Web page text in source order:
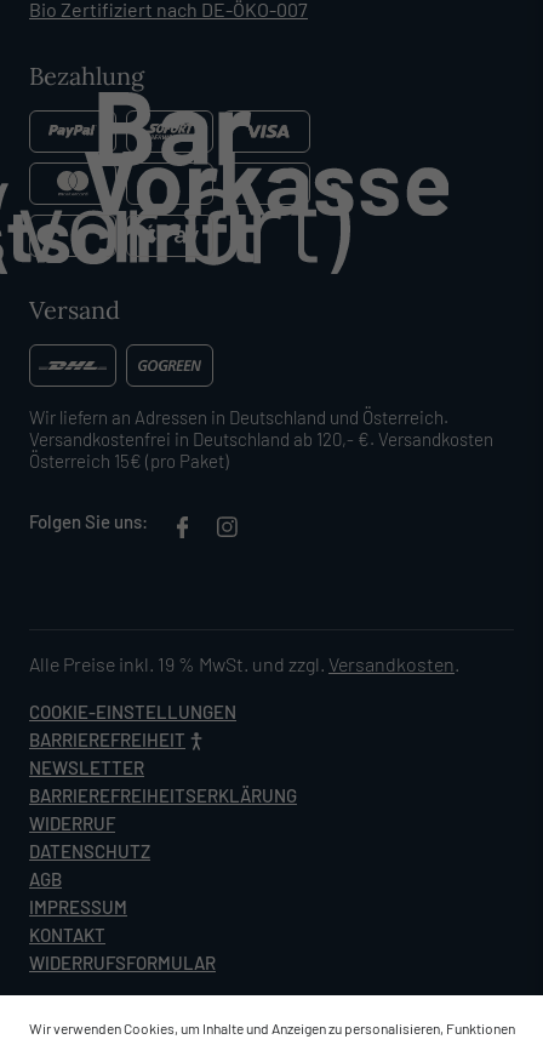
Bio Zertifiziert nach DE-ÖKO-007
Bezahlung
Versand
Wir liefern an Adressen in Deutschland und Österreich.
Versandkostenfrei in Deutschland ab 120,- €. Versandkosten
Österreich 15€ (pro Paket)
Folgen Sie uns:
Alle Preise inkl. 19 % MwSt. und zzgl. Versandkosten.
COOKIE-EINSTELLUNGEN
BARRIEREFREIHEIT
NEWSLETTER
BARRIEREFREIHEITSERKLÄRUNG
WIDERRUF
DATENSCHUTZ
AGB
IMPRESSUM
KONTAKT
WIDERRUFSFORMULAR
Wir verwenden Cookies, um Inhalte und Anzeigen zu personalisieren, Funktionen